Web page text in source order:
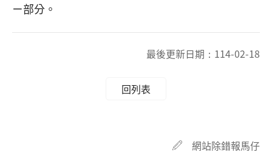
ㄧ部分。
最後更新日期： 114-02-18
回列表
網站除錯報馬仔